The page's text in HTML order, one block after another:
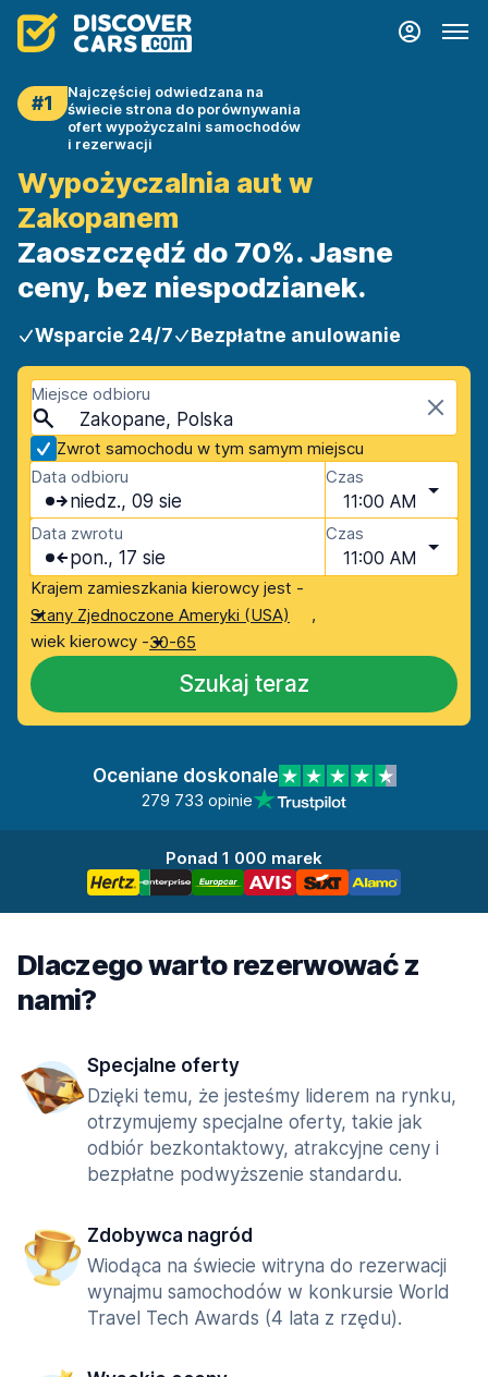
#1
Najczęściej odwiedzana na
świecie strona do porównywania
ofert wypożyczalni samochodów
i rezerwacji
Wypożyczalnia aut w
Zakopanem
Zaoszczędź do 70%. Jasne
ceny, bez niespodzianek.
Wsparcie 24/7 Bezpłatne anulowanie
Miejsce odbioru
Zakopane, Polska
Zwrot samochodu w tym samym miejscu
Data odbioru
niedz., 09 sie
Czas
11:00 AM
Data zwrotu
pon., 17 sie
Czas
11:00 AM
Krajem zamieszkania kierowcy jest -
Stany Zjednoczone Ameryki (USA)
,
wiek kierowcy -30-65
Szukaj teraz
Oceniane doskonale
279 733 opinie
Ponad 1 000 marek
Dlaczego warto rezerwować z
nami?
Specjalne oferty
Dzięki temu, że jesteśmy liderem na rynku,
otrzymujemy specjalne oferty, takie jak
odbiór bezkontaktowy, atrakcyjne ceny i
bezpłatne podwyższenie standardu.
Zdobywca nagród
Wiodąca na świecie witryna do rezerwacji
wynajmu samochodów w konkursie World
Travel Tech Awards (4 lata z rzędu).